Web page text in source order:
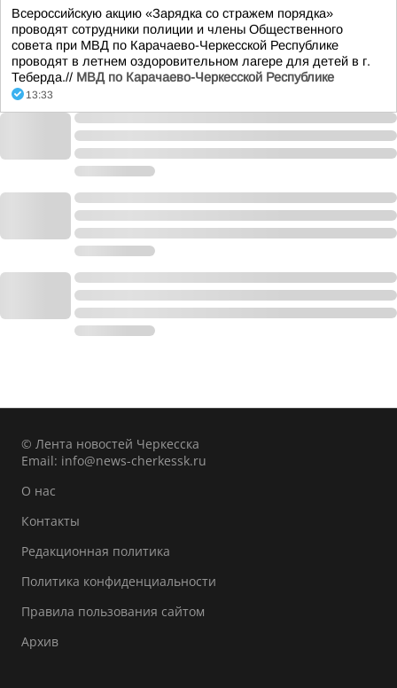
Всероссийскую акцию «Зарядка со стражем порядка»
проводят сотрудники полиции и члены Общественного
совета при МВД по Карачаево-Черкесской Республике
проводят в летнем оздоровительном лагере для детей в г.
Теберда.// МВД по Карачаево-Черкесской Республике
13:33
© Лента новостей Черкесска
Email: info@news-cherkessk.ru
О нас
Контакты
Редакционная политика
Политика конфиденциальности
Правила пользования сайтом
Архив